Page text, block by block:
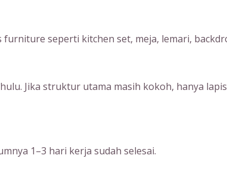
seperti kitchen set, meja, lemari,
Jika struktur utama masih kokoh, hanya
1–3 hari kerja sudah selesai.